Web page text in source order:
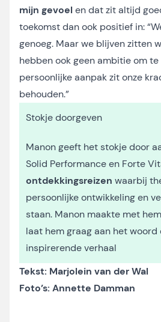
mijn gevoel en dat zit altijd
toekomst dan ook positief in:
genoeg. Maar we blijven zitten
hebben ook geen ambitie om te
persoonlijke aanpak zit onze
behouden.”
Stokje doorgeven
Manon geeft het stokje door
Solid Performance en Forte
ontdekkingsreizen waarbij
persoonlijke ontwikkeling en
staan. Manon maakte met
laat hem graag aan het woord
inspirerende verhaal
Tekst: Marjolein van der Wal
Foto’s: Annette Damman